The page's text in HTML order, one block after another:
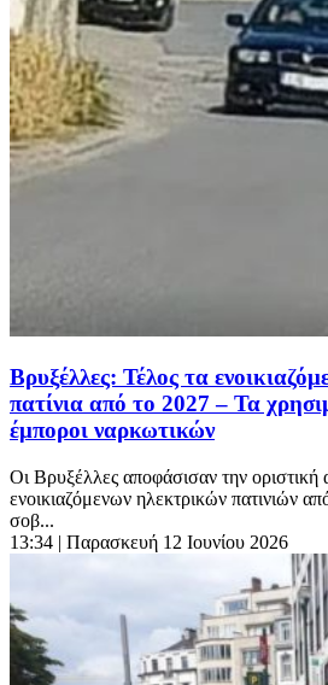
Βρυξέλλες: Τέλος τα
πατίνια από το 2027 – Τα
έμποροι ναρκωτικών
Οι Βρυξέλλες αποφάσισαν την
ενοικιαζόμενων ηλεκτρικών πατινιών
σοβ...
13:34 | Παρασκευή 12 Ιουνίου 2026